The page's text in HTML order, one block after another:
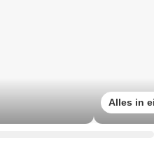
Alles in